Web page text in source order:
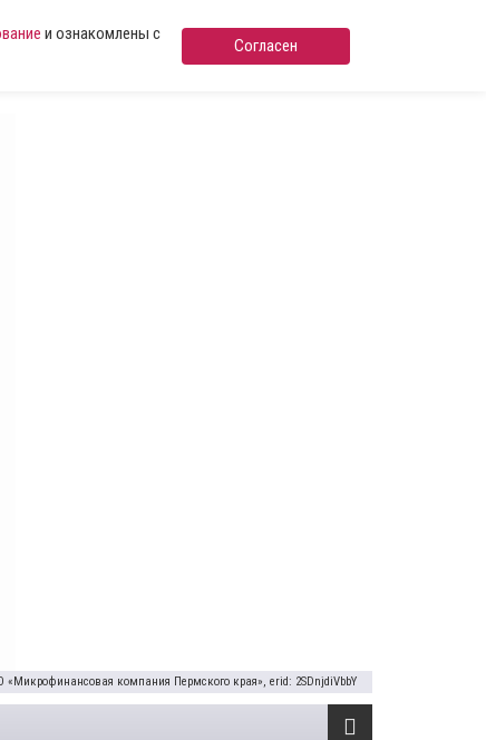
и ознакомлены с
Согласен
компания Пермского края», erid: 2SDnjdiVbbY